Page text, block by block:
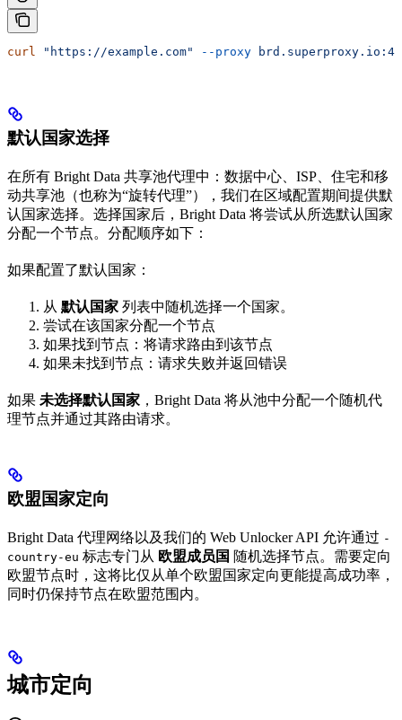
curl "https://example.com" --proxy
默认国家选择
在所有 Bright Data 共享池代理中：数据中心、ISP、住宅和移
动共享池（也称为“旋转代理”），我们在区域配置期间提供默
认国家选择。选择国家后，Bright Data 将尝试从所选默认国家
分配一个节点。分配顺序如下：
如果配置了默认国家：
从 默认国家 列表中随机选择一个国家。
尝试在该国家分配一个节点
如果找到节点：将请求路由到该节点
如果未找到节点：请求失败并返回错误
如果 未选择默认国家 ，Bright Data 将从池中分配一个随机代
理节点并通过其路由请求。
欧盟国家定向
Bright Data 代理网络以及我们的 Web Unlocker API 允许通过 -
country-eu 标志专门从 欧盟成员国 随机选择节点。需要定向
欧盟节点时，这将比仅从单个欧盟国家定向更能提高成功率，
同时仍保持节点在欧盟范围内。
城市定向